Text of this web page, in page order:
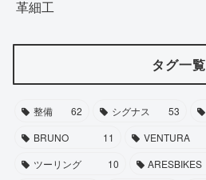
革細工
タグ一覧
整備 62 シグナス 53
BRUNO
11 VENTURA
ツーリング
10 ARESBIKES